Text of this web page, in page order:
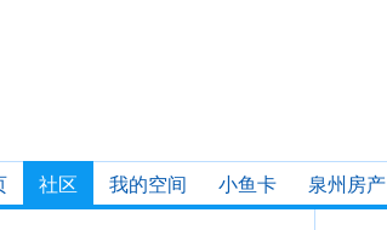
社区 我的空间 小鱼卡 泉州房产